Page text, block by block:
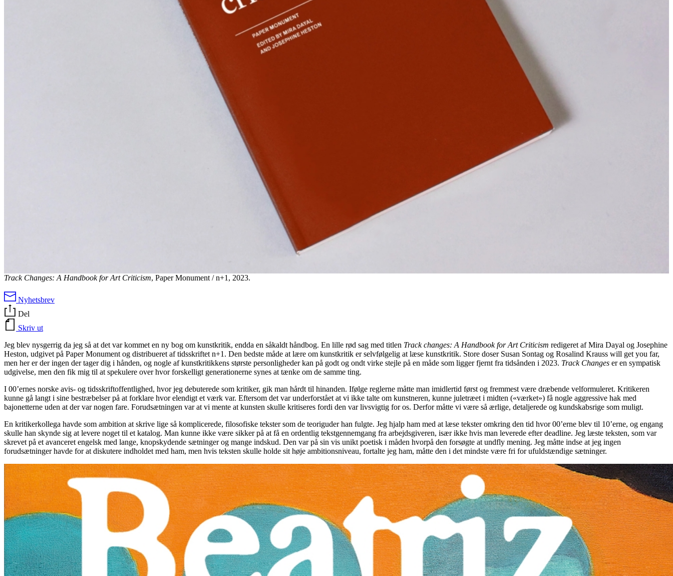
Track Changes: A Handbook for Art Criticism, Paper Monument / n+1, 2023.
Nyhetsbrev
Del
Skriv ut
Jeg blev nysgerrig da jeg så at det var kommet en ny bog om kunstkritik, endda en såkaldt håndbog. En lille rød sag med titlen Track changes: A Handbook for Art Criticism redigeret af Mira Dayal og Josephine
Heston, udgivet på Paper Monument og distribueret af tidsskriftet n+1. Den bedste måde at lære om kunstkritik er selvfølgelig at læse kunstkritik. Store doser Susan Sontag og Rosalind Krauss will get you far,
men her er der ingen der tager dig i hånden, og nogle af kunstkritikkens største personligheder kan på godt og ondt virke stejle på en måde som ligger fjernt fra tidsånden i 2023. Track Changes er en sympatisk
udgivelse, men den fik mig til at spekulere over hvor forskelligt generationerne synes at tænke om de samme ting.
I 00’ernes norske avis- og tidsskriftoffentlighed, hvor jeg debuterede som kritiker, gik man hårdt til hinanden. Ifølge reglerne måtte man imidlertid først og fremmest være dræbende velformuleret. Kritikeren
kunne gå langt i sine bestræbelser på at forklare hvor elendigt et værk var. Eftersom det var underforstået at vi ikke talte om kunstneren, kunne juletræet i midten («værket») få nogle aggressive hak med
bajonetterne uden at der var nogen fare. Forudsætningen var at vi mente at kunsten skulle kritiseres fordi den var livsvigtig for os. Derfor måtte vi være så ærlige, detaljerede og kundskabsrige som muligt.
En kritikerkollega havde som ambition at skrive lige så komplicerede, filosofiske tekster som de teoriguder han fulgte. Jeg hjalp ham med at læse tekster omkring den tid hvor 00’erne blev til 10’erne, og engang
skulle han skynde sig at levere noget til et katalog. Man kunne ikke være sikker på at få en ordentlig tekstgennemgang fra arbejdsgiveren, især ikke hvis man leverede efter deadline. Jeg læste teksten, som var
skrevet på et avanceret engelsk med lange, knopskydende sætninger og mange indskud. Den var på sin vis unikt poetisk i måden hvorpå den forsøgte at undfly mening. Jeg måtte indse at jeg ingen
forudsætninger havde for at diskutere indholdet med ham, men hvis teksten skulle holde sit høje ambitionsniveau, fortalte jeg ham, måtte den i det mindste være fri for ufuldstændige sætninger.